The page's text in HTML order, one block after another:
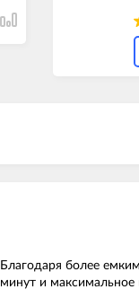
Благодаря более
минут и максимальное